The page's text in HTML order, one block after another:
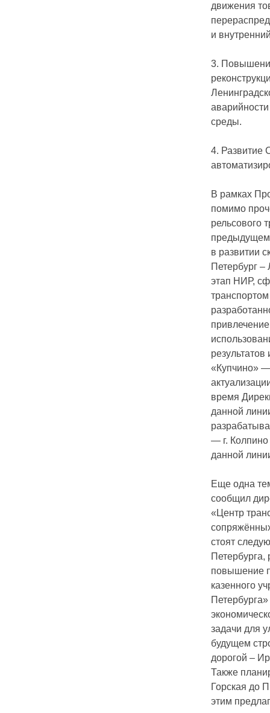
движения
и
3.
среды.
4. Развитие
В рамках
помимо
рельсового
предыдущем
в развитии
Петербург
этап НИР,
«Купчино»
время
данной
— г. Колпино
данной
Еще одна
сообщил
«Центр
стоят
Петербурга,
повышение
казенного
задачи для
будущем
дорогой –
Также
Горская до
этим